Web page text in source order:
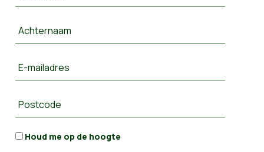
Achternaam
E-mailadres
Postcode
Houd me op de hoogte